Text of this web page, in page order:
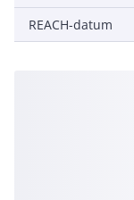
REACH-datum